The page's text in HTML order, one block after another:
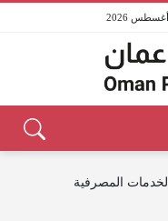
الخدمات المصرفية